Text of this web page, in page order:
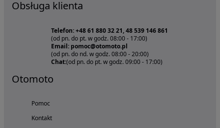
Obsługa klienta
Telefon: +48 61 880 32 21, 48 539 146 861
(od pn. do pt. w godz. 08:00 - 17:00)
Email: pomoc@otomoto.pl
(od pn. do nd. w godz. 08:00 - 20:00)
Chat:(od pn. do pt. w godz. 09:00 - 17:00)
Otomoto
Pomoc
Kontakt